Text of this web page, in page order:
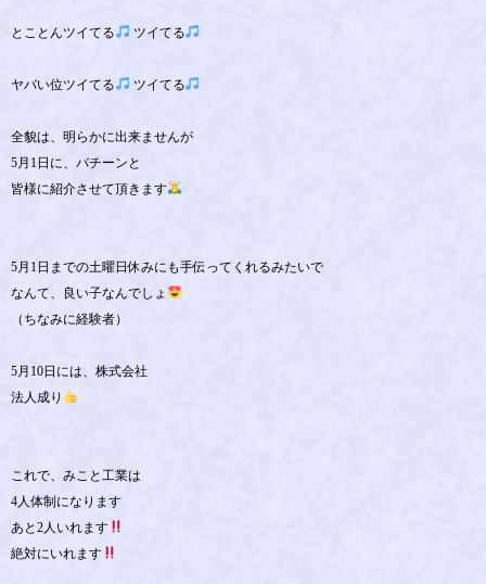
とことんツイてる ツイてる
ヤバい位ツイてる ツイてる
全貌は、明らかに出来ませんが
5月1日に、バチーンと
皆様に紹介させて頂きます
5月1日までの土曜日休みにも手伝ってくれるみたいで
なんて、良い子なんでしょ
（ちなみに経験者）
5月10日には、株式会社
法人成り
これで、みこと工業は
4人体制になります
あと2人いれます
絶対にいれます